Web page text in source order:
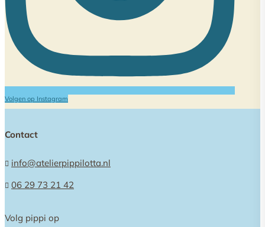
Volgen op Instagram
Contact
 info@atelierpippilotta.nl
 06 29 73 21 42
Volg pippi op